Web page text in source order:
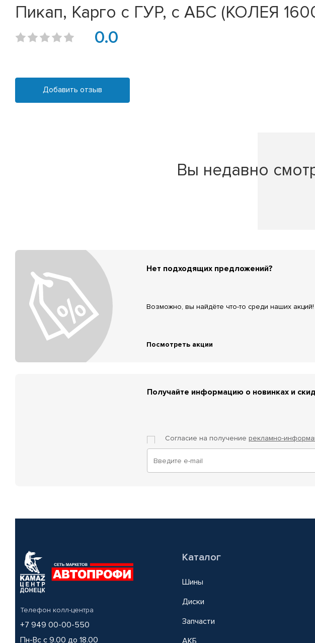
Пикап, Карго с ГУР, с АБС (КОЛЕЯ
0.0
Добавить отзыв
Вы недавно
Нет подходящих предложений?
Возможно, вы найдёте что-то среди наших акций!
Посмотреть акции
Получайте информацию о новинках и
Согласие на получение рекламно-
Телефон колл-центра
+7 949 00-00-550
Пн-Вс с 9.00 до 18.00
Каталог
Шины
Диски
Запчасти
АКБ